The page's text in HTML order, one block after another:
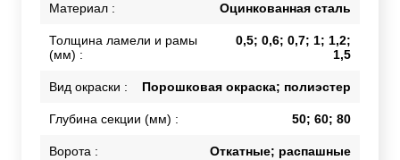
Материал : Оцинкованная сталь
Толщина ламели и рамы
(мм) :
0,5; 0,6; 0,7; 1; 1,2;
1,5
Вид окраски : Порошковая окраска; полиэстер
Глубина секции (мм) : 50; 60; 80
Ворота : Откатные; распашные